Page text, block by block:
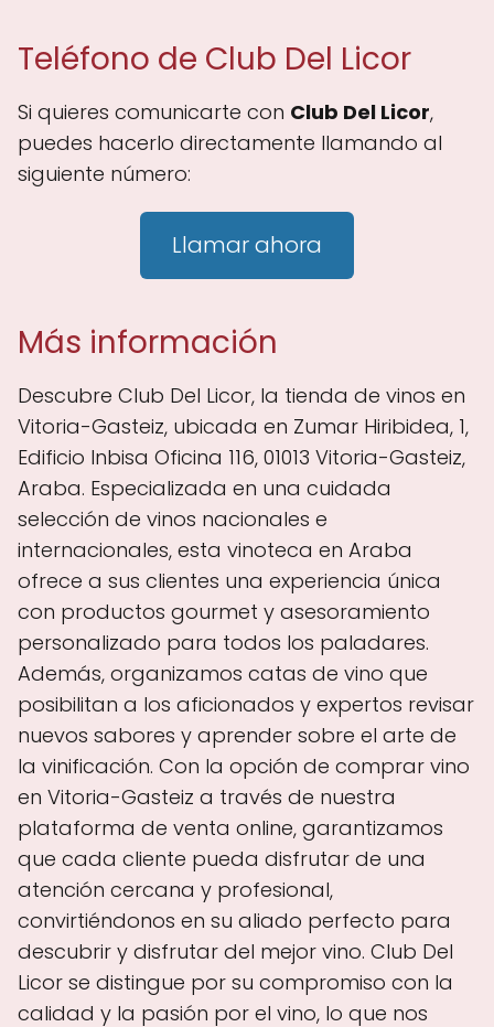
Teléfono de Club Del Licor
Si quieres comunicarte con Club Del Licor,
puedes hacerlo directamente llamando al
siguiente número:
Llamar ahora
Más información
Descubre Club Del Licor, la tienda de vinos en
Vitoria-Gasteiz, ubicada en Zumar Hiribidea, 1,
Edificio Inbisa Oficina 116, 01013 Vitoria-Gasteiz,
Araba. Especializada en una cuidada
selección de vinos nacionales e
internacionales, esta vinoteca en Araba
ofrece a sus clientes una experiencia única
con productos gourmet y asesoramiento
personalizado para todos los paladares.
Además, organizamos catas de vino que
posibilitan a los aficionados y expertos revisar
nuevos sabores y aprender sobre el arte de
la vinificación. Con la opción de comprar vino
en Vitoria-Gasteiz a través de nuestra
plataforma de venta online, garantizamos
que cada cliente pueda disfrutar de una
atención cercana y profesional,
convirtiéndonos en su aliado perfecto para
descubrir y disfrutar del mejor vino. Club Del
Licor se distingue por su compromiso con la
calidad y la pasión por el vino, lo que nos